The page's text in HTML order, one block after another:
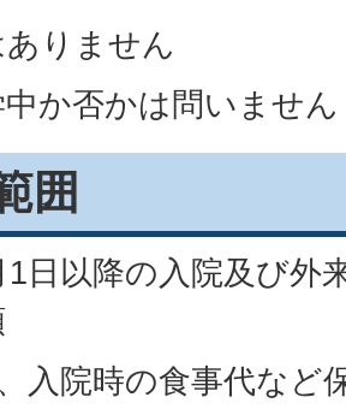
りません
か否かは問いません
囲
1日以降の入院及び外
入院時の食事代など